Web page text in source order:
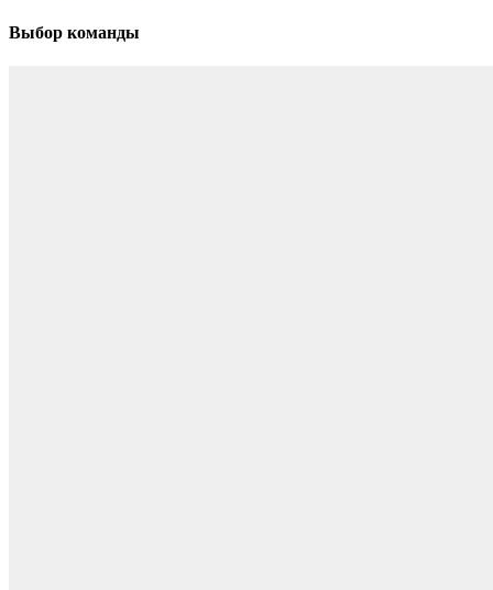
Выбор команды